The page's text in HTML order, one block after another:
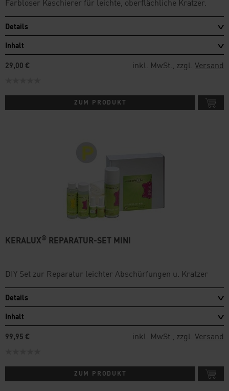
Details
Inhalt
29,00 €
inkl. MwSt., zzgl. Versand
ZUM PRODUKT
KERALUX® REPARATUR-SET MINI
DIY Set zur Reparatur leichter Abschürfungen u. Kratzer
Details
Inhalt
99,95 €
inkl. MwSt., zzgl. Versand
ZUM PRODUKT